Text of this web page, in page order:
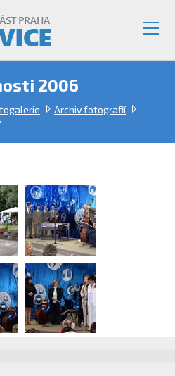
2006
Archiv fotografií